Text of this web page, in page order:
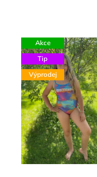
Akce
Tip
Výprodej